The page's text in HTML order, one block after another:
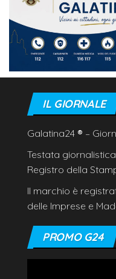
IL GIORNALE
Galatina24 ® –
Testata
Registro della
Il marchio è
delle Imprese e
PROMO G24